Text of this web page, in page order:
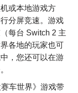
或本地游戏方
分屏竞速。游戏
每台 Switch 2 主
各地的玩家也可
，您还可以在游
车世界》游戏带